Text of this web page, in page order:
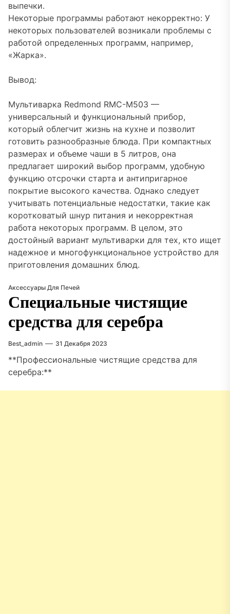
выпечки.
Некоторые программы работают некорректно: У
некоторых пользователей возникали проблемы с
работой определенных программ, например,
«Жарка».
Вывод:
Мультиварка Redmond RMC-M503 —
универсальный и функциональный прибор,
который облегчит жизнь на кухне и позволит
готовить разнообразные блюда. При компактных
размерах и объеме чаши в 5 литров, она
предлагает широкий выбор программ, удобную
функцию отсрочки старта и антипригарное
покрытие высокого качества. Однако следует
учитывать потенциальные недостатки, такие как
коротковатый шнур питания и некорректная
работа некоторых программ. В целом, это
достойный вариант мультиварки для тех, кто ищет
надежное и многофункциональное устройство для
приготовления домашних блюд.
Аксессуары Для Печей
Специальные чистящие
средства для серебра
Best_admin 31 Декабря 2023
**Профессиональные чистящие средства для
серебра:**